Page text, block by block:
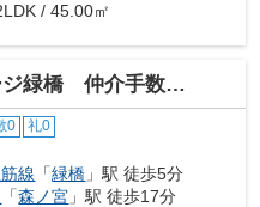
/ 45.00㎡
橋 仲介手数料無料
0 礼0
線 「緑橋 」駅 徒歩5分
「森ノ宮 」駅 徒歩17分